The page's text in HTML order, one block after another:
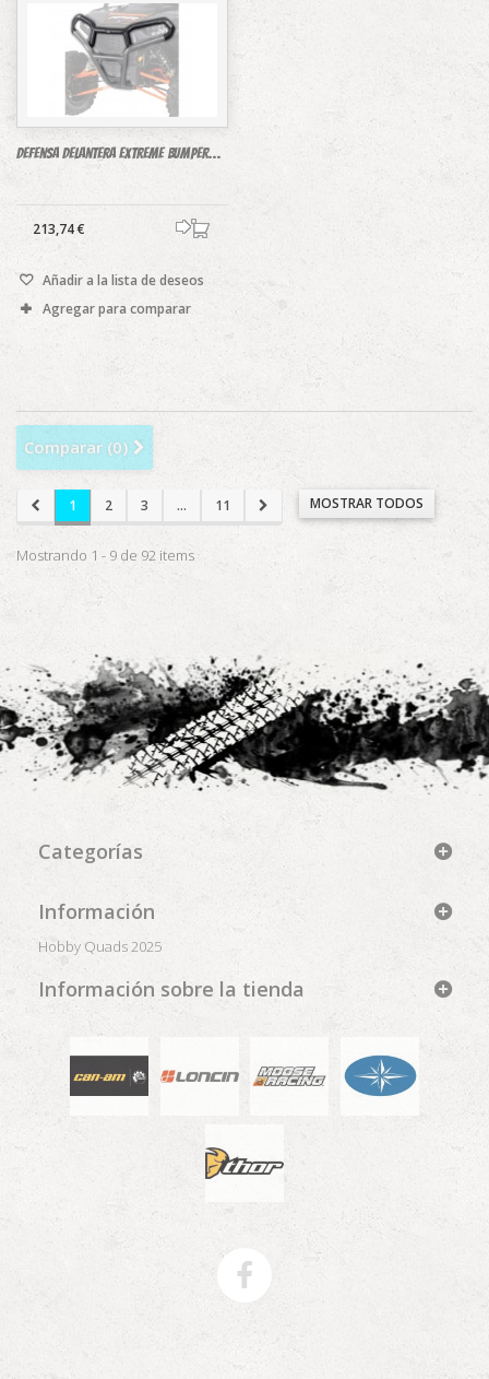
DEfensa delantera Extreme Bumper...
213,74 €
Añadir a la lista de deseos
Agregar para comparar
Comparar (0)
MOSTRAR TODOS
1 2 3 ... 11
Mostrando 1 - 9 de 92 items
Categorías
Información
Hobby Quads 2025
Información sobre la tienda